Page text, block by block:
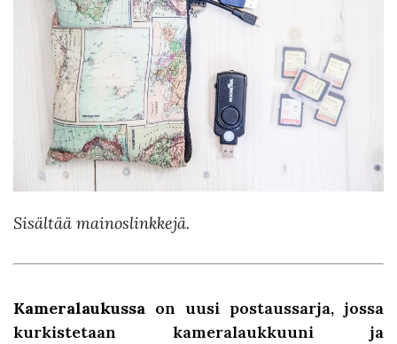
Sisältää mainoslinkkejä.
Kameralaukussa on uusi postaussarja, jossa
kurkistetaan kameralaukkuuni ja